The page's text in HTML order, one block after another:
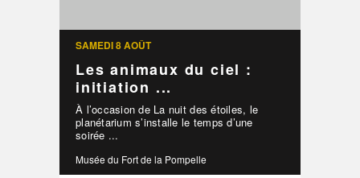
SAMEDI 8 AOÛT
Les animaux du ciel :
initiation ...
À l’occasion de La nuit des étoiles, le
planétarium s’installe le temps d’une
soirée ...
Musée du Fort de la Pompelle